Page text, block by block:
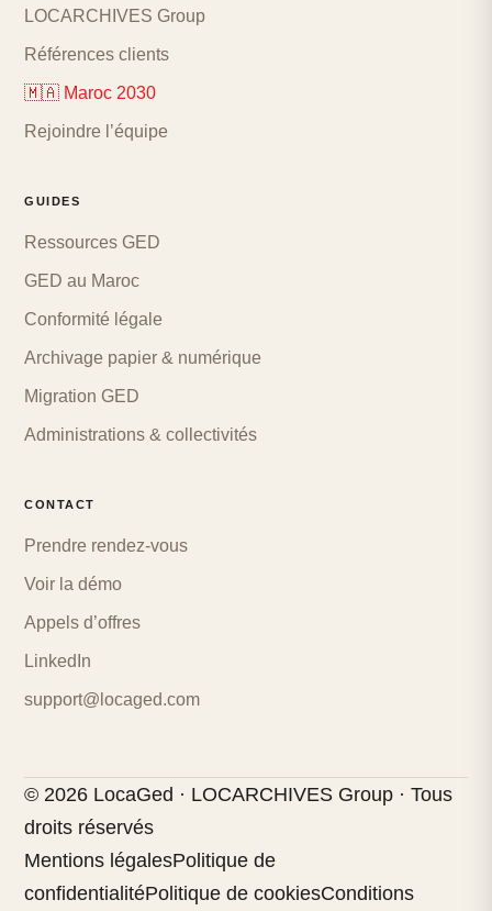
LOCARCHIVES Group
Références clients
🇲🇦 Maroc 2030
Rejoindre l’équipe
GUIDES
Ressources GED
GED au Maroc
Conformité légale
Archivage papier & numérique
Migration GED
Administrations & collectivités
CONTACT
Prendre rendez-vous
Voir la démo
Appels d’offres
LinkedIn
support@locaged.com
© 2026 LocaGed · LOCARCHIVES Group · Tous
droits réservés
Mentions légalesPolitique de
confidentialitéPolitique de cookiesConditions